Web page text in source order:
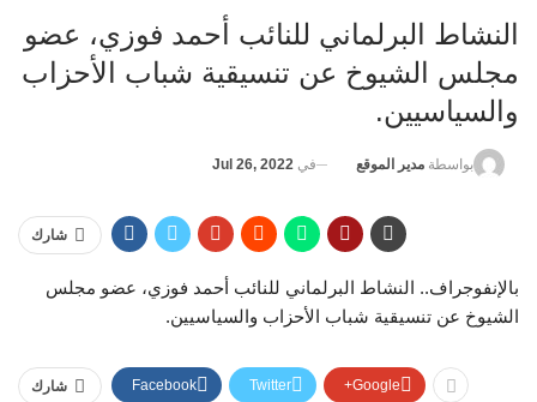
النشاط البرلماني للنائب أحمد فوزي، عضو
مجلس الشيوخ عن تنسيقية شباب الأحزاب
والسياسيين.
بواسطة مدير الموقع في Jul 26, 2022
شارك
بالإنفوجراف.. النشاط البرلماني للنائب أحمد فوزي، عضو مجلس
الشيوخ عن تنسيقية شباب الأحزاب والسياسيين.
شارك Facebook Twitter Google+